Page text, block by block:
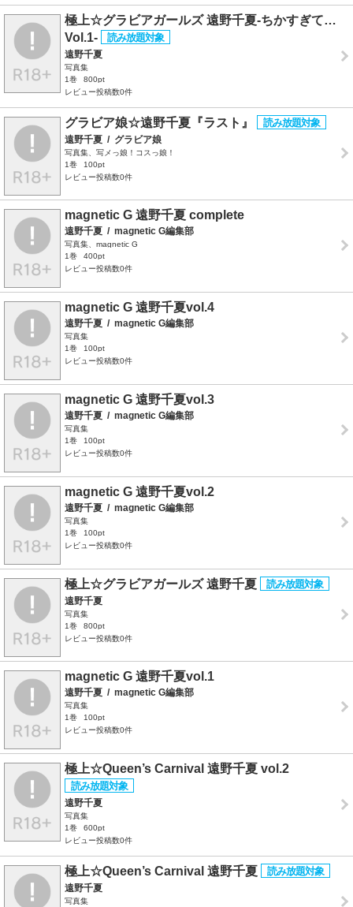
極上☆グラビアガールズ 遠野千夏-ちかすぎて…
Vol.1-
遠野千夏
写真集
1巻
800pt
レビュー投稿数0件
グラビア娘☆遠野千夏『ラスト』
遠野千夏 / グラビア娘
写真集、写メっ娘！コスっ娘！
1巻
100pt
レビュー投稿数0件
magnetic G 遠野千夏 complete
遠野千夏 / magnetic G編集部
写真集、magnetic G
1巻
400pt
レビュー投稿数0件
magnetic G 遠野千夏vol.4
遠野千夏 / magnetic G編集部
写真集
1巻
100pt
レビュー投稿数0件
magnetic G 遠野千夏vol.3
遠野千夏 / magnetic G編集部
写真集
1巻
100pt
レビュー投稿数0件
magnetic G 遠野千夏vol.2
遠野千夏 / magnetic G編集部
写真集
1巻
100pt
レビュー投稿数0件
極上☆グラビアガールズ 遠野千夏
遠野千夏
写真集
1巻
800pt
レビュー投稿数0件
magnetic G 遠野千夏vol.1
遠野千夏 / magnetic G編集部
写真集
1巻
100pt
レビュー投稿数0件
極上☆Queen’s Carnival 遠野千夏 vol.2
遠野千夏
写真集
1巻
600pt
レビュー投稿数0件
極上☆Queen’s Carnival 遠野千夏
遠野千夏
写真集